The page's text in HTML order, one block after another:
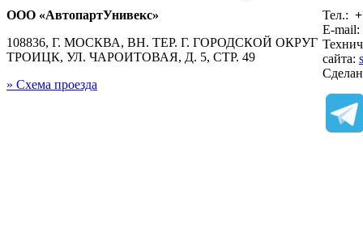
ООО «АвтопартУнивекс»
108836, Г. МОСКВА, ВН. ТЕР. Г. ГОРОДСКОЙ ОКРУГ
ТРОИЦК, УЛ. ЧАРОИТОВАЯ, Д. 5, СТР. 49
» Схема проезда
Тел.:
E-mail:
сайта: